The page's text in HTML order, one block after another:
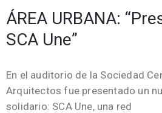
ÁREA URBANA:
SCA Une”
En el auditorio de la Sociedad
Arquitectos fue presentado un
solidario: SCA Une, una red